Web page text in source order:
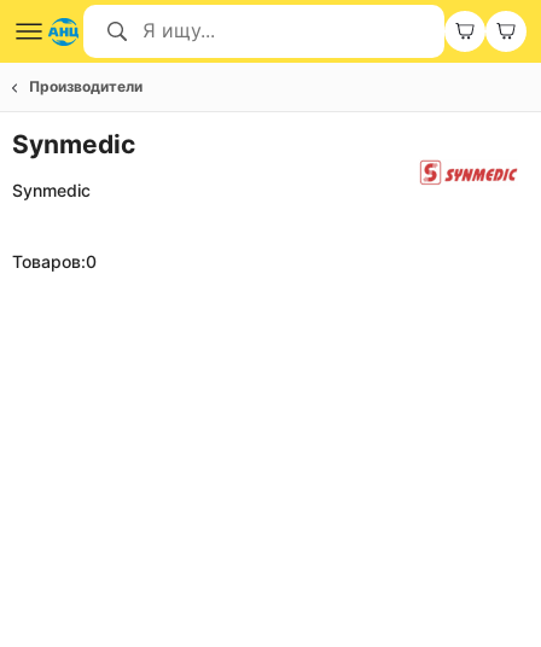
Производители
Synmedic
Synmedic
Товаров:0